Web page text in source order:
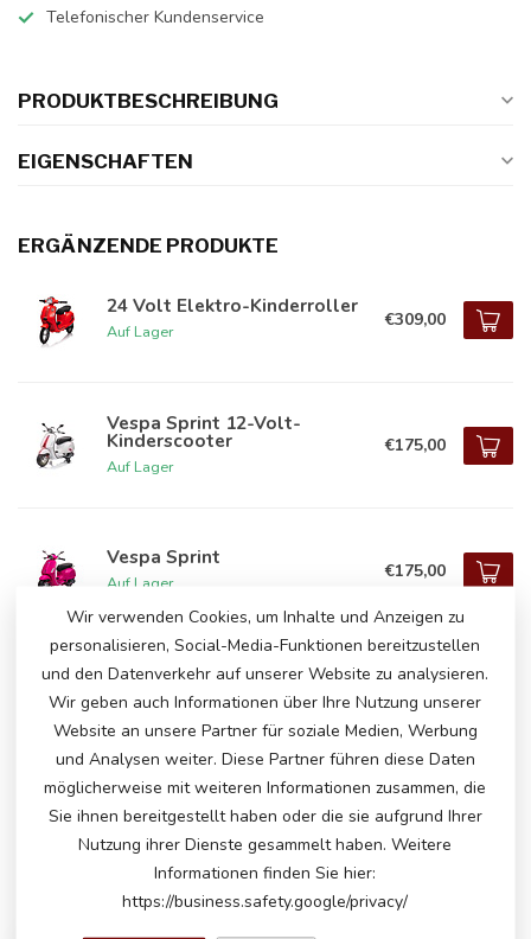
Telefonischer Kundenservice
PRODUKTBESCHREIBUNG
EIGENSCHAFTEN
ERGÄNZENDE PRODUKTE
24 Volt Elektro-Kinderroller
Auf Lager
€309,00
Vespa Sprint 12-Volt-
Kinderscooter
Auf Lager
€175,00
Vespa Sprint
Auf Lager
€175,00
HABEN SIE FRAGEN ZU DIESEM
Bitte kontaktieren Sie unseren Kundenservice
überinfo@atoys.nloder +31 40 282 7447. Wir
helfen Ihnen gerne weiter!
ZULETZT ANGESEHEN
Wir verwenden Cookies, um Inhalte und Anzeigen zu
personalisieren, Social-Media-Funktionen bereitzustellen
und den Datenverkehr auf unserer Website zu analysieren.
Wir geben auch Informationen über Ihre Nutzung unserer
Website an unsere Partner für soziale Medien, Werbung
und Analysen weiter. Diese Partner führen diese Daten
möglicherweise mit weiteren Informationen zusammen, die
Sie ihnen bereitgestellt haben oder die sie aufgrund Ihrer
Nutzung ihrer Dienste gesammelt haben. Weitere
Informationen finden Sie hier:
https://business.safety.google/privacy/